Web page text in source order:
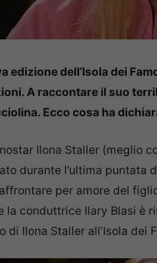
edizione dell’Isola dei
A raccontare il suo
Ecco cosa ha
Ilona Staller (meglio
durante l’ultima puntata
per amore del
la conduttrice Ilary Blasi è
di Ilona Staller all’Isola dei